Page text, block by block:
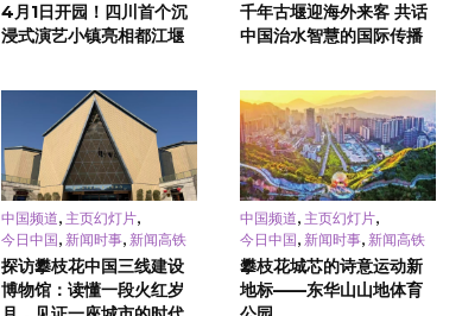
4月1日开园！四川首个沉
浸式演艺小镇亮相都江堰
千年古堰迎海外来客 共话
中国治水智慧的国际传播
中国频道, 主页幻灯片,
今日中国, 新闻时事, 新闻高铁
探访攀枝花中国三线建设
博物馆：读懂一段火红岁
中国频道, 主页幻灯片,
今日中国, 新闻时事, 新闻高铁
攀枝花城芯的诗意运动新
地标——东华山山地体育